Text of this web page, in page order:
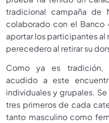
tradicional campaña de
colaborado con el Banco
aportar los participantes al
perecedero al retirar su
Como ya es tradición,
acudido a este
individuales y grupales.
tres primeros de cada
tanto masculino como